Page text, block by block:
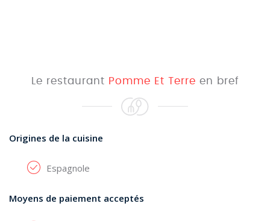
Le restaurant Pomme Et Terre en bref
Origines de la cuisine
Espagnole
Moyens de paiement acceptés